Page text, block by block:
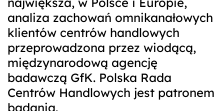
analiza zachowań omnikanałowych
klientów centrów handlowych
przeprowadzona przez wiodącą,
międzynarodową agencję
badawczą GfK. Polska Rada
Centrów Handlowych jest patronem
badania.